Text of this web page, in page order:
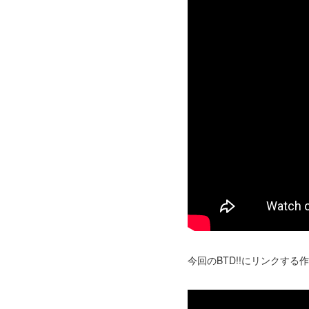
今回のBTD!!にリンクする作